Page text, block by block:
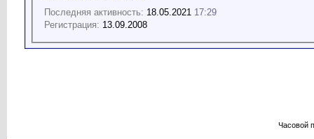
Последняя активность: 18.05.2021 17:29
Регистрация: 13.09.2008
Часовой